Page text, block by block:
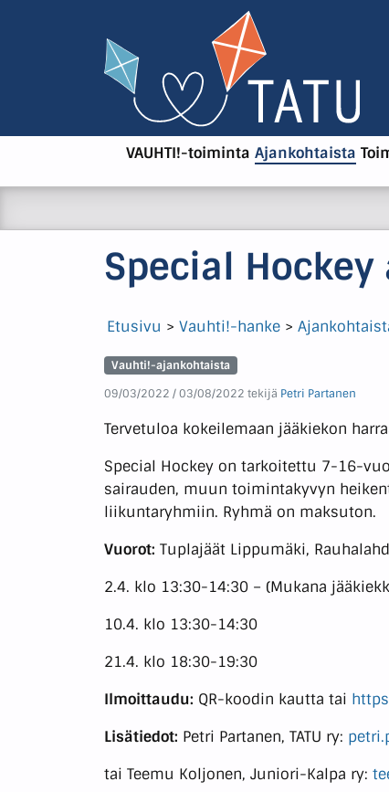
VAUHTI!-toiminta Ajankohtaista
Special
Etusivu > Vauhti!-hanke >
Vauhti!-ajankohtaista
09/03/2022 /03/08/2022 tekijä Petri Partanen
Tervetuloa kokeilemaan jääkiekon
Special Hockey on tarkoitettu 7-16-
sairauden, muun toimintakyvyn
liikuntaryhmiin. Ryhmä on maksuton.
Vuorot: Tuplajäät Lippumäki,
2.4. klo 13:30-14:30 – (Mukana
10.4. klo 13:30-14:30
21.4. klo 18:30-19:30
Ilmoittaudu: QR-koodin kautta tai
Lisätiedot: Petri Partanen, TATU ry:
tai Teemu Koljonen, Juniori-Kalpa ry: